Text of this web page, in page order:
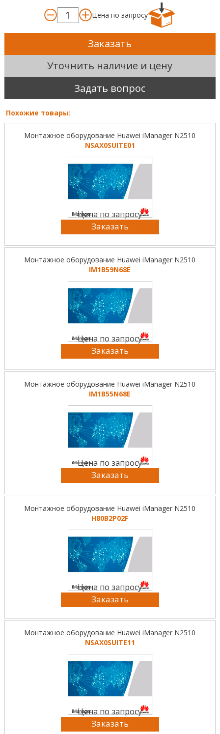
Цена по запросу
Заказать
Уточнить наличие и цену
Задать вопрос
Похожие товары:
Монтажное оборудование Huawei iManager N2510
NSAX0SUITE01
Цена по запросу
Заказать
Монтажное оборудование Huawei iManager N2510
IM1B59N68E
Цена по запросу
Заказать
Монтажное оборудование Huawei iManager N2510
IM1B55N68E
Цена по запросу
Заказать
Монтажное оборудование Huawei iManager N2510
H80B2P02F
Цена по запросу
Заказать
Монтажное оборудование Huawei iManager N2510
NSAX0SUITE11
Цена по запросу
Заказать